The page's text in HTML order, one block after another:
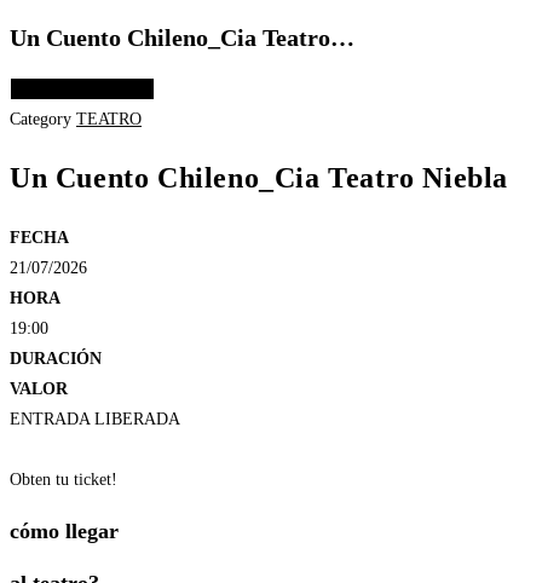
Un Cuento Chileno_Cia Teatro…
Category TEATRO
Un Cuento Chileno_Cia Teatro Niebla
FECHA
21/07/2026
HORA
19:00
DURACIÓN
VALOR
ENTRADA LIBERADA
Obten tu ticket!
cómo llegar